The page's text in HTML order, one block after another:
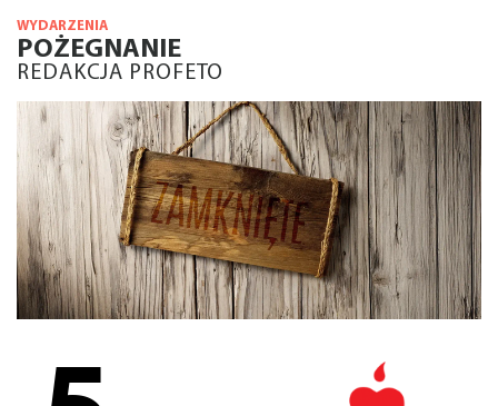
WYDARZENIA
POŻEGNANIE
REDAKCJA PROFETO